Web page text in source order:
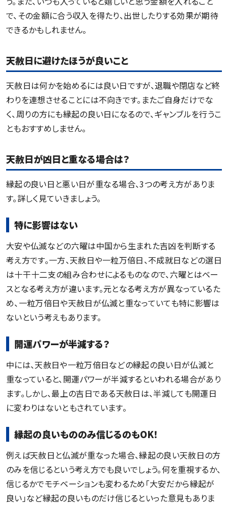
で、その金額に合う収入を得たり、出世したりする効果が期待
できるかもしれません。
天赦日に避けたほうが良いこと
天赦日は何かを始めるには良い日ですが、退職や閉店など終
わりを連想させることには不向きです。またご自身だけでな
く、周りの方にも縁起の良い日になるので、ギャンブルを行うこ
ともおすすめしません。
天赦日が凶日と重なる場合は？
縁起の良い日と悪い日が重なる場合、3つの考え方がありま
す。詳しく見ていきましょう。
特に影響はない
大安や仏滅などの六曜は中国から生まれた吉凶を判断する
考え方です。一方、天赦日や一粒万倍日、不成就日などの選日
は十干十二支の組み合わせによるものなので、六曜とはベー
スとなる考え方が違います。元となる考え方が異なっているた
め、一粒万倍日や天赦日が仏滅と重なっていても特に影響は
ないという考えもあります。
開運パワーが半減する？
中には、天赦日や一粒万倍日などの縁起の良い日が仏滅と
重なっていると、開運パワーが半減するといわれる場合があり
ます。しかし、最上の吉日である天赦日は、半減しても開運日
に変わりはないともされています。
縁起の良いもののみ信じるのもOK！
例えば天赦日と仏滅が重なった場合、縁起の良い天赦日の方
のみを信じるという考え方でも良いでしょう。何を重視するか、
信じるかでモチベーションも変わるため「大安だから縁起が
良い」など縁起の良いものだけ信じるといった意見もありま